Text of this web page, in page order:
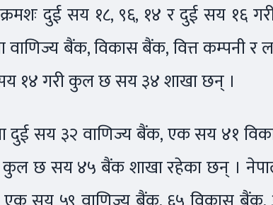
क्रमशः दुई सय १८, ९६, १४ र दुई सय
वाणिज्य बैंक, विकास बैंक, वित्त कम्पनी र
१४ गरी कुल छ सय ३४ शाखा छन् ।
दुई सय ३२ वाणिज्य बैंक, एक सय ४१
छ सय ४५ बैंक शाखा रहेका छन् ।